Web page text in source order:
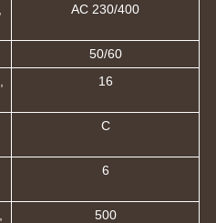
АС 230/400
50/60
16
С
6
500